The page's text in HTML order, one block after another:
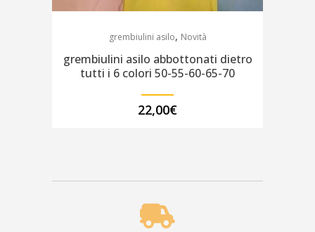
grembiulini asilo, Novità
grembiulini asilo abbottonati dietro
tutti i 6 colori 50-55-60-65-70
22,00€